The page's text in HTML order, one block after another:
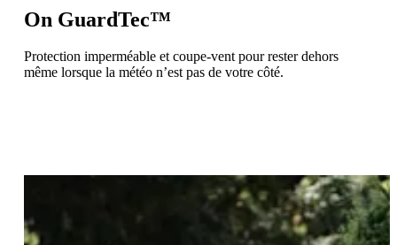
On GuardTec™
Protection imperméable et coupe-vent pour rester dehors
même lorsque la météo n’est pas de votre côté.